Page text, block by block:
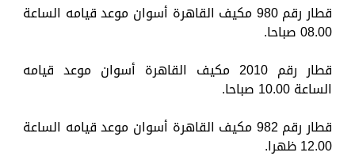
قطار رقم 980 مكيف القاهرة أسوان موعد قيامه الساعة
08.00 صباحا.
قطار رقم 2010 مكيف القاهرة أسوان موعد قيامه
الساعة 10.00 صباحا.
قطار رقم 982 مكيف القاهرة أسوان موعد قيامه الساعة
12.00 ظهرا.